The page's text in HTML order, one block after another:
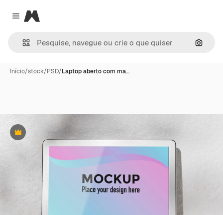
Close menu
Magnific
Início/stock/PSD/Laptop aberto com ma…
Premium